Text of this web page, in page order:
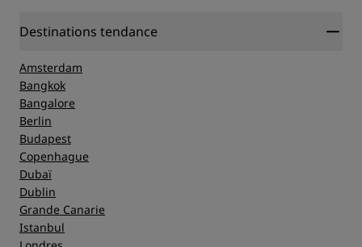
Destinations tendance
Amsterdam
Bangkok
Bangalore
Berlin
Budapest
Copenhague
Dubaï
Dublin
Grande Canarie
Istanbul